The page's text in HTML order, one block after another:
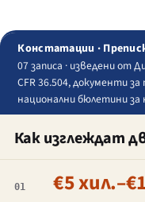
Констатации ·
07 записа · изведени от
CFR 36.504, документи
национални бюлетини за
Как изглеждат
01 €5